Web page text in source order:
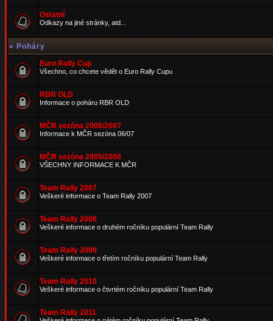
Ostatní
Odkazy na jiné stránky, atd...
» Poháry
Euro Rally Cup
Všechno, co chcete vědět o Euro Rally Cupu
RBR OLD
Informace o poháru RBR OLD
MČR sezóna 2006/2007
Informace k MČR sezóna 06/07
MČR sezóna 2005/2006
VŠECHNY INFORMACE K MČR
Team Rally 2007
Veškeré informace o Team Rally 2007
Team Rally 2008
Veškeré informace o druhém ročníku populární Team Rally
Team Rally 2009
Veškeré informace o třetím ročníku populární Team Rally
Team Rally 2010
Veškeré informace o čtvrtém ročníku populární Team Rally
Team Rally 2011